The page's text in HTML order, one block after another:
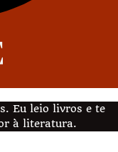
Eu leio livros e te
à literatura.